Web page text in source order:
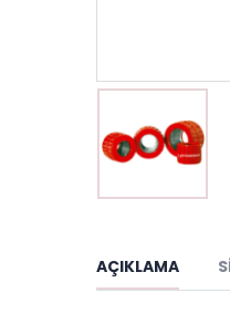
AÇIKLAMA